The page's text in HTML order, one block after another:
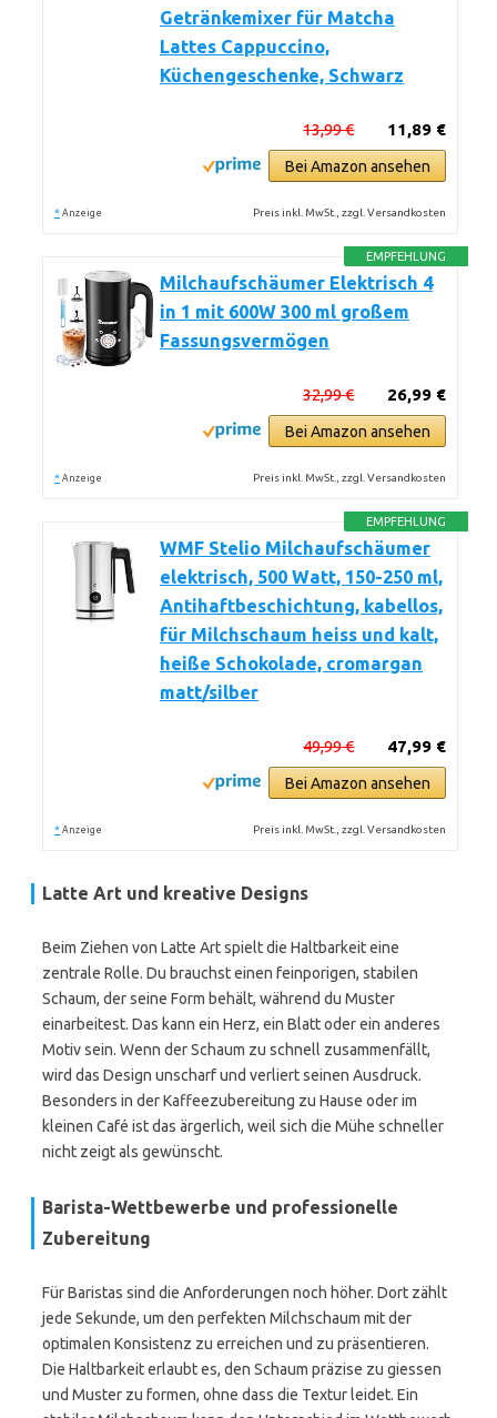
Getränkemixer für Matcha
Lattes Cappuccino,
Küchengeschenke, Schwarz
11,89 €
13,99 €
Bei Amazon ansehen
* Anzeige Preis inkl. MwSt., zzgl. Versandkosten
EMPFEHLUNG
Milchaufschäumer Elektrisch 4
in 1 mit 600W 300 ml großem
Fassungsvermögen
26,99 €
32,99 €
Bei Amazon ansehen
* Anzeige Preis inkl. MwSt., zzgl. Versandkosten
EMPFEHLUNG
WMF Stelio Milchaufschäumer
elektrisch, 500 Watt, 150-250 ml,
Antihaftbeschichtung, kabellos,
für Milchschaum heiss und kalt,
heiße Schokolade, cromargan
matt/silber
47,99 €
49,99 €
Bei Amazon ansehen
* Anzeige Preis inkl. MwSt., zzgl. Versandkosten
Latte Art und kreative Designs
Beim Ziehen von Latte Art spielt die Haltbarkeit eine
zentrale Rolle. Du brauchst einen feinporigen, stabilen
Schaum, der seine Form behält, während du Muster
einarbeitest. Das kann ein Herz, ein Blatt oder ein anderes
Motiv sein. Wenn der Schaum zu schnell zusammenfällt,
wird das Design unscharf und verliert seinen Ausdruck.
Besonders in der Kaffeezubereitung zu Hause oder im
kleinen Café ist das ärgerlich, weil sich die Mühe schneller
nicht zeigt als gewünscht.
Barista-Wettbewerbe und professionelle
Zubereitung
Für Baristas sind die Anforderungen noch höher. Dort zählt
jede Sekunde, um den perfekten Milchschaum mit der
optimalen Konsistenz zu erreichen und zu präsentieren.
Die Haltbarkeit erlaubt es, den Schaum präzise zu giessen
und Muster zu formen, ohne dass die Textur leidet. Ein